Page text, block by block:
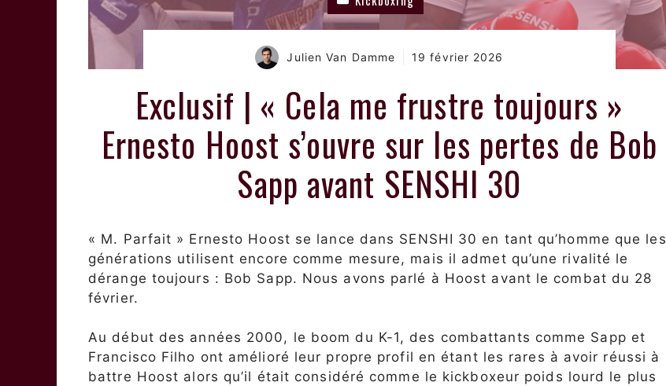
Julien Van Damme 19 février 2026
Exclusif | « Cela me frustre toujours »
Ernesto Hoost s’ouvre sur les pertes de Bob
Sapp avant SENSHI 30
« M. Parfait » Ernesto Hoost se lance dans SENSHI 30 en tant qu’homme que les
générations utilisent encore comme mesure, mais il admet qu’une rivalité le
dérange toujours : Bob Sapp. Nous avons parlé à Hoost avant le combat du 28
février.
Au début des années 2000, le boom du K-1, des combattants comme Sapp et
Francisco Filho ont amélioré leur propre profil en étant les rares à avoir réussi à
battre Hoost alors qu’il était considéré comme le kickboxeur poids lourd le plus